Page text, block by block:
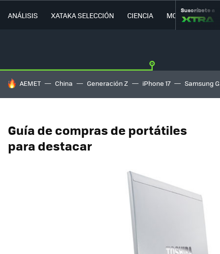
ANÁLISIS XATAKA SELECCIÓN CIENCIA MOVILIDAD
Suscríbete a
HOY SE HABLA DE
AEMET China Generación Z iPhone 17 Samsung
Guía de compras de portátiles
para destacar